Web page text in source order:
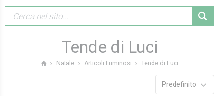
Tende di Luci
Natale Articoli Luminosi Tende di Luci
Predefinito